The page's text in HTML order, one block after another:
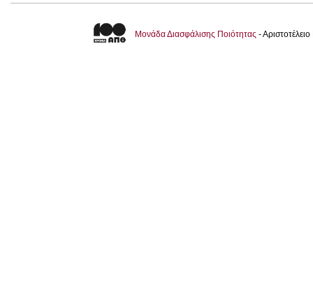
Μονάδα Διασφάλισης Ποιότητας -